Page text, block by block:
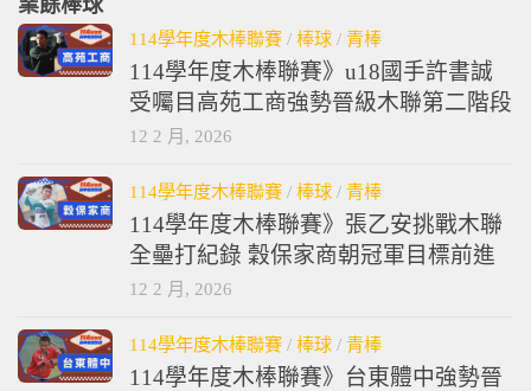
114學年度木棒聯賽 / 棒球 / 青棒
114學年度木棒聯賽》u18國手許書誠
受囑目高苑工商強勢晉級木聯第二階段
12 2 月, 2026
114學年度木棒聯賽 / 棒球 / 青棒
114學年度木棒聯賽》張乙安挑戰木聯
全壘打紀錄 穀保家商朝冠軍目標前進
12 2 月, 2026
114學年度木棒聯賽 / 棒球 / 青棒
114學年度木棒聯賽》台東體中強勢晉